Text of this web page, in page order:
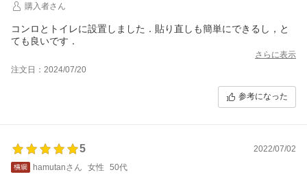
購入者さん
コンロとトイレに設置しました．貼り直しも簡単にできるし，と
ても良いです．
さらに表示
注文日：2024/07/20
参考になった
5
2022/07/02
hamutanさん
女性 50代